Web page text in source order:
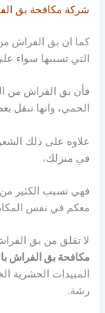
شركة مكافحة بق
كما ان بق الفراش
التي تسببها سواء
فأن بق الفراش من
الحمي، وانها تنقل
علاوه على ذلك
في منزلك،
فهي تسبب الكثير من
معكم في نفس
لا تقلق من بق
مكافحة بق الفراش
المبيدات الحشرية
رشة.